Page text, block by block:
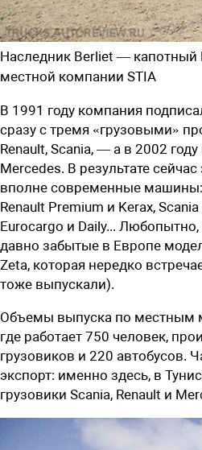
Наследник Berliet — капотный
местной компании STIA
В 1991 году компания
сразу с тремя «грузовыми»
Renault, Scania, — а в 2002
Mercedes. В результате
вполне современные
Renault Premium и Kerax,
Euroсargo и Daily... Любопытно,
давно забытые в Европе
Zeta, которая нередко
тоже выпускали).
Объемы выпуска по местным
где работает 750 человек,
грузовиков и 220 автобусов.
экспорт: именно здесь, в
грузовики Scania, Renault и